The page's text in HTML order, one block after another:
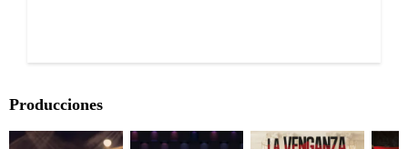
Producciones